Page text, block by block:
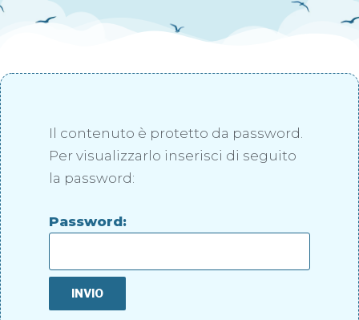
Il contenuto è protetto da password.
Per visualizzarlo inserisci di seguito
la password:
Password: